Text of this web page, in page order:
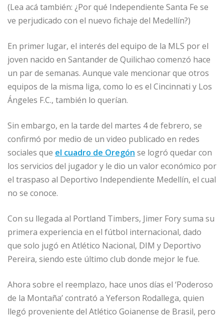
(Lea acá también: ¿Por qué Independiente Santa Fe se
ve perjudicado con el nuevo fichaje del Medellín?)
En primer lugar, el interés del equipo de la MLS por el
joven nacido en Santander de Quilichao comenzó hace
un par de semanas. Aunque vale mencionar que otros
equipos de la misma liga, como lo es el Cincinnati y Los
Ángeles F.C., también lo querían.
Sin embargo, en la tarde del martes 4 de febrero, se
confirmó por medio de un video publicado en redes
sociales que el cuadro de Oregón se logró quedar con
los servicios del jugador y le dio un valor económico por
el traspaso al Deportivo Independiente Medellín, el cual
no se conoce.
Con su llegada al Portland Timbers, Jimer Fory suma su
primera experiencia en el fútbol internacional, dado
que solo jugó en Atlético Nacional, DIM y Deportivo
Pereira, siendo este último club donde mejor le fue.
Ahora sobre el reemplazo, hace unos días el ‘Poderoso
de la Montaña’ contrató a Yeferson Rodallega, quien
llegó proveniente del Atlético Goianense de Brasil, pero